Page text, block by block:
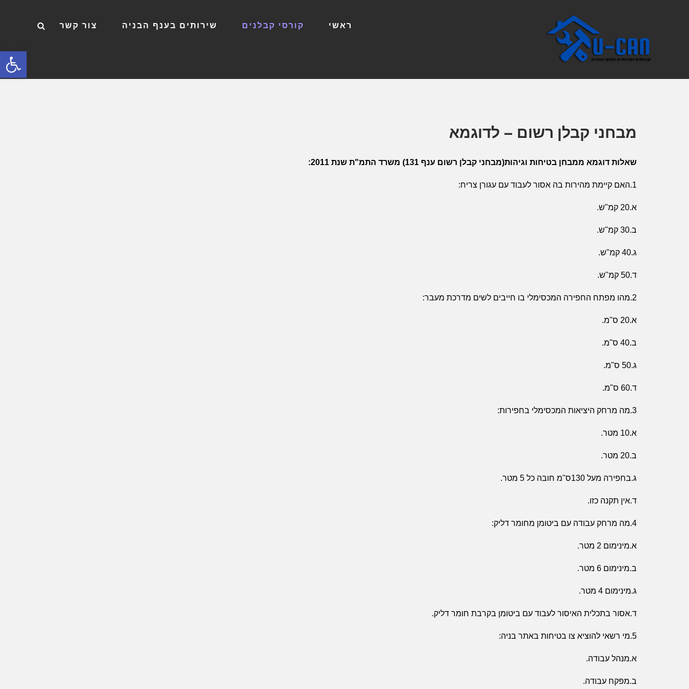
פתח
ראשי קורסי קבלנים שירותים בענף הבניה צור קשר
מבחני קבלן רשום – לדוגמא
שאלות דוגמא ממבחן בטיחות וגיהות(מבחני קבלן רשום ענף 131) משרד התמ"ת שנת 2011:
1.האם קיימת מהירות בה אסור לעבוד עם עגורן צריח:
א.20 קמ"ש.
ב.30 קמ"ש.
ג.40 קמ"ש.
ד.50 קמ"ש.
2.מהו מפתח החפירה המכסימלי בו חייבים לשים מדרכת מעבר:
א.20 ס"מ.
ב.40 ס"מ.
ג.50 ס"מ.
ד.60 ס"מ.
3.מה מרחק היציאות המכסימלי בחפירות:
א.10 מטר.
ב.20 מטר.
ג.בחפירה מעל 130ס"מ חובה כל 5 מטר.
ד.אין תקנה כזו.
4.מה מרחק עבודה עם ביטומן מחומר דליק:
א.מינימום 2 מטר.
ב.מינימום 6 מטר.
ג.מינימום 4 מטר.
ד.אסור בתכלית האיסור לעבוד עם ביטומן בקרבת חומר דליק.
5.מי רשאי להוציא צו בטיחות באתר בניה:
א.מנהל עבודה.
ב.מפקח עבודה.